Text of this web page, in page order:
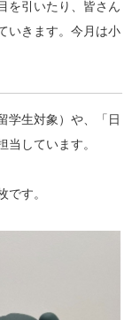
を引いたり、皆さん
いきます。今月は小
学生対象）や、「日
しています。
す。